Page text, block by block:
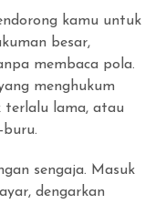
kamu untuk
besar,
membaca pola.
menghukum
terlalu lama, atau
sengaja. Masuk
dengarkan